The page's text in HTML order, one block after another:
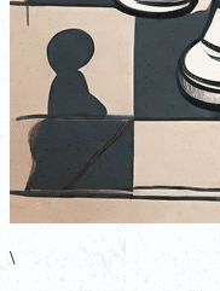
\